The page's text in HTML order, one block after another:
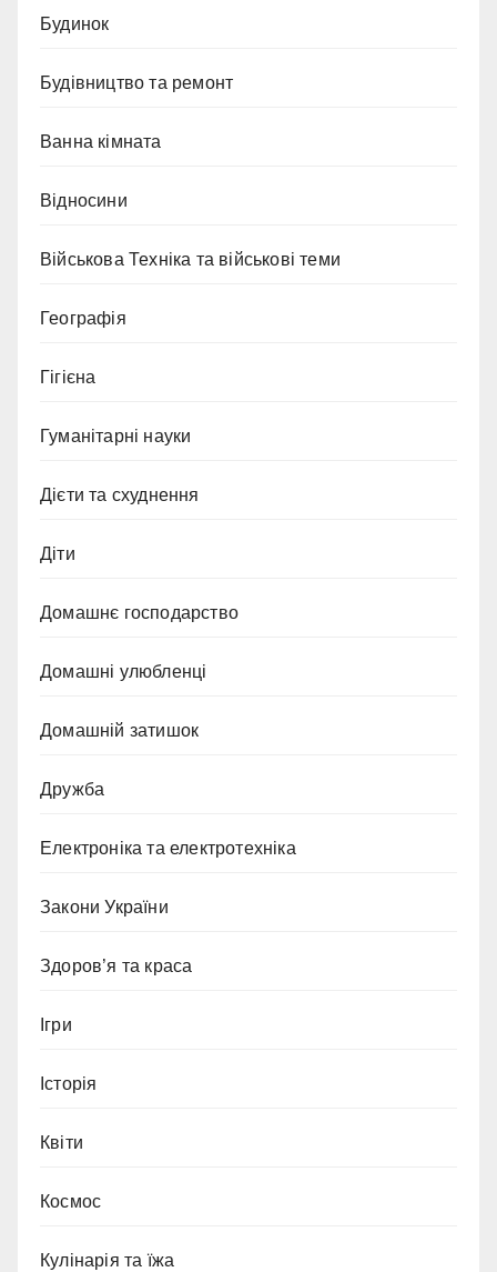
Будинок
Будівництво та ремонт
Ванна кімната
Відносини
Військова Техніка та військові теми
Географія
Гігієна
Гуманітарні науки
Дієти та схуднення
Діти
Домашнє господарство
Домашні улюбленці
Домашній затишок
Дружба
Електроніка та електротехніка
Закони України
Здоров’я та краса
Ігри
Історія
Квіти
Космос
Кулінарія та їжа